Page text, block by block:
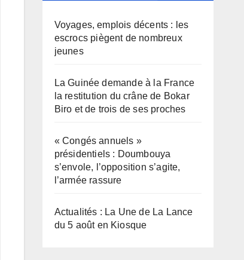
Voyages, emplois décents : les
escrocs piègent de nombreux
jeunes
La Guinée demande à la France
la restitution du crâne de Bokar
Biro et de trois de ses proches
« Congés annuels »
présidentiels : Doumbouya
s’envole, l’opposition s’agite,
l’armée rassure
Actualités : La Une de La Lance
du 5 août en Kiosque